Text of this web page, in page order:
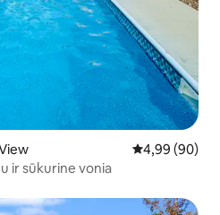
Vidutinis
4,99 (90)
ir sūkurine vonia